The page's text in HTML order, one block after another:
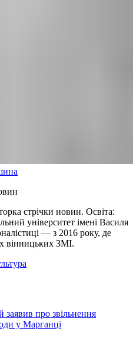
стрічки новин. Освіта:
університет імені Василя
— з 2016 року, де
вінницьких ЗМІ.
заявив про звільнення
у Марганці